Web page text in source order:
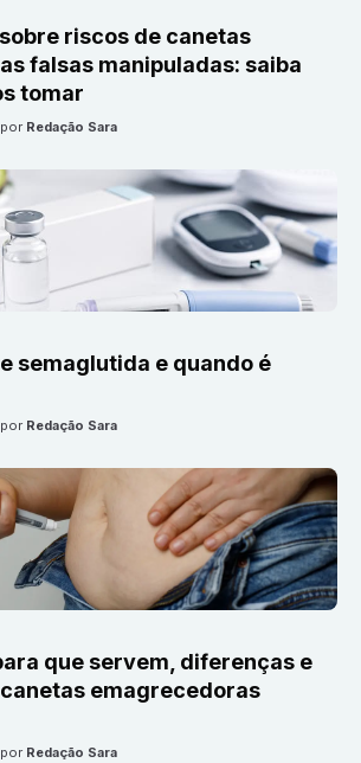
riscos de canetas
falsas manipuladas: saiba
tomar
Redação Sara
semaglutida e quando é
Redação Sara
que servem, diferenças e
emagrecedoras
Redação Sara